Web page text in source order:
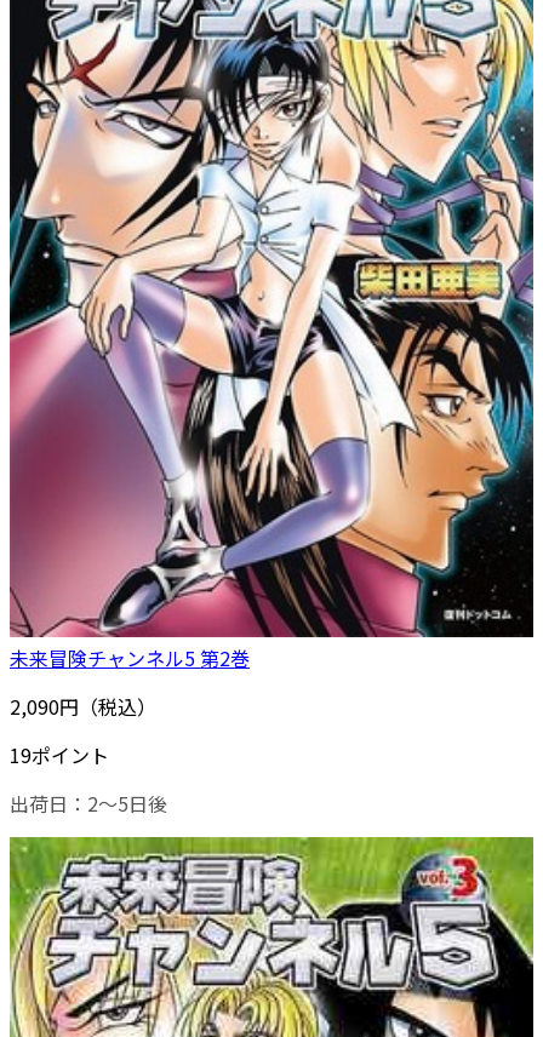
未来冒険チャンネル5 第2巻
2,090円（税込）
19ポイント
出荷日：2～5日後